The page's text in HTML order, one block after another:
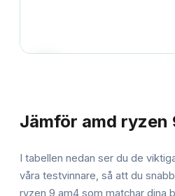
Jämför amd ryzen
I tabellen nedan ser du de
våra testvinnare, så att du
ryzen 9 am4 som matchar dina